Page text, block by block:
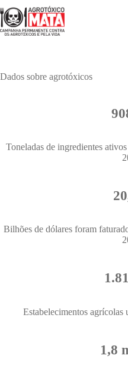
para
o
conteúdo
Dados sobre agrotóxicos
Toneladas de ingredientes
Bilhões de dólares foram
Estabelecimentos
1,8